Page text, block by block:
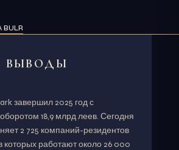
ВЫВОДЫ
завершил 2025 год с
18,9 млрд леев. Сегодня
2 725 компаний-резидентов
которых работают около 26 000